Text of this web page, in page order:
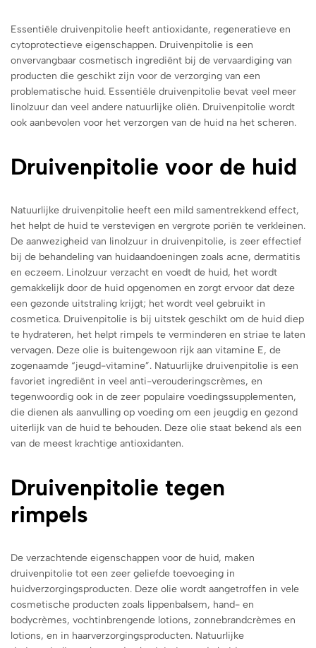
Essentiële druivenpitolie heeft antioxidante, regeneratieve en
cytoprotectieve eigenschappen. Druivenpitolie is een
onvervangbaar cosmetisch ingrediënt bij de vervaardiging van
producten die geschikt zijn voor de verzorging van een
problematische huid. Essentiële druivenpitolie bevat veel meer
linolzuur dan veel andere natuurlijke oliën. Druivenpitolie wordt
ook aanbevolen voor het verzorgen van de huid na het scheren.
Druivenpitolie voor de huid
Natuurlijke druivenpitolie heeft een mild samentrekkend effect,
het helpt de huid te verstevigen en vergrote poriën te verkleinen.
De aanwezigheid van linolzuur in druivenpitolie, is zeer effectief
bij de behandeling van huidaandoeningen zoals acne, dermatitis
en eczeem. Linolzuur verzacht en voedt de huid, het wordt
gemakkelijk door de huid opgenomen en zorgt ervoor dat deze
een gezonde uitstraling krijgt; het wordt veel gebruikt in
cosmetica. Druivenpitolie is bij uitstek geschikt om de huid diep
te hydrateren, het helpt rimpels te verminderen en striae te laten
vervagen. Deze olie is buitengewoon rijk aan vitamine E, de
zogenaamde “jeugd-vitamine”. Natuurlijke druivenpitolie is een
favoriet ingrediënt in veel anti-verouderingscrèmes, en
tegenwoordig ook in de zeer populaire voedingssupplementen,
die dienen als aanvulling op voeding om een jeugdig en gezond
uiterlijk van de huid te behouden. Deze olie staat bekend als een
van de meest krachtige antioxidanten.
Druivenpitolie tegen
rimpels
De verzachtende eigenschappen voor de huid, maken
druivenpitolie tot een zeer geliefde toevoeging in
huidverzorgingsproducten. Deze olie wordt aangetroffen in vele
cosmetische producten zoals lippenbalsem, hand- en
bodycrèmes, vochtinbrengende lotions, zonnebrandcrèmes en
lotions, en in haarverzorgingsproducten. Natuurlijke